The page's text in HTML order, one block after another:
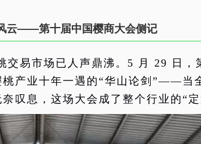
云——第⼗届中国樱商⼤会侧记
交易市场已人声鼎沸。 5 月 29 日，
产业十年一遇的“华山论剑”——当
叹息，这场大会成了整个行业的“